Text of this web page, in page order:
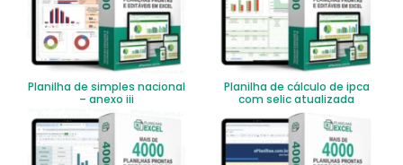
Planilha de simples nacional
– anexo iii
Planilha de cálculo de ipca
com selic atualizada